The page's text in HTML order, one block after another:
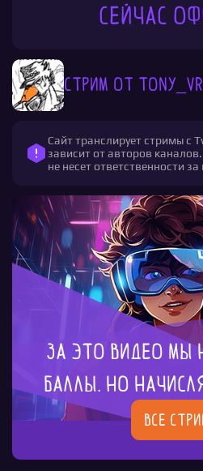
Стрим от
Сайт транслирует стримы с
зависит от авторов
не несет ответственности
Сейчас
За это видео мы
баллы. Но
Все